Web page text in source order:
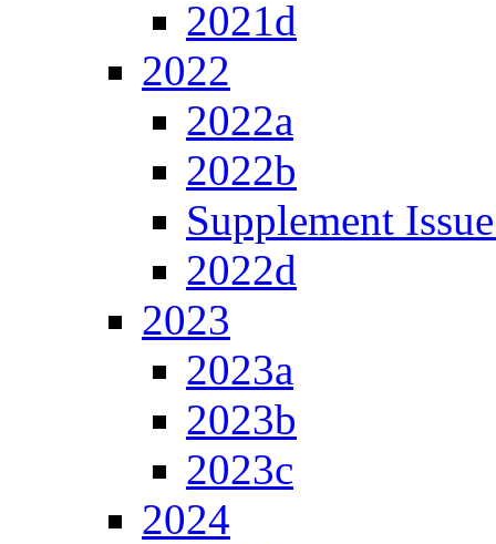
2021d
2022
2022a
2022b
Supplement
2022d
2023
2023a
2023b
2023c
2024